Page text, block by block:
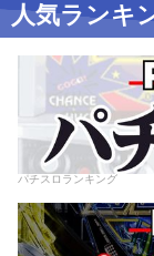
人気ランキ
パチスロランキング